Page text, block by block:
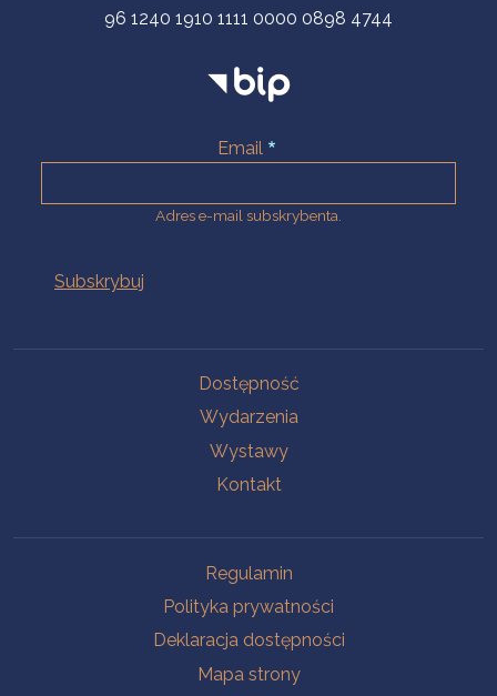
96 1240 1910 1111 0000 0898 4744
Email
Adres e-mail subskrybenta.
Dostępność
Wydarzenia
Wystawy
Kontakt
Regulamin
Polityka prywatności
Deklaracja dostępności
Mapa strony